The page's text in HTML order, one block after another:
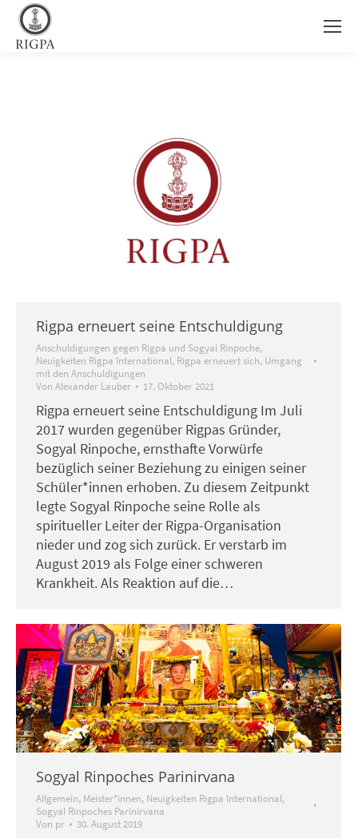
Rigpa erneuert seine Entschuldigung
Anschuldigungen gegen Rigpa und Sogyal Rinpoche,
Neuigkeiten Rigpa International, Rigpa erneuert sich, Umgang
mit den Anschuldigungen
Von Alexander Lauber 17. Oktober 2021
Rigpa erneuert seine Entschuldigung Im Juli
2017 wurden gegenüber Rigpas Gründer,
Sogyal Rinpoche, ernsthafte Vorwürfe
bezüglich seiner Beziehung zu einigen seiner
Schüler*innen erhoben. Zu diesem Zeitpunkt
legte Sogyal Rinpoche seine Rolle als
spiritueller Leiter der Rigpa-Organisation
nieder und zog sich zurück. Er verstarb im
August 2019 als Folge einer schweren
Krankheit. Als Reaktion auf die…
Sogyal Rinpoches Parinirvana
Allgemein, Meister*innen, Neuigkeiten Rigpa International,
Sogyal Rinpoches Parinirvana
Von pr 30. August 2019